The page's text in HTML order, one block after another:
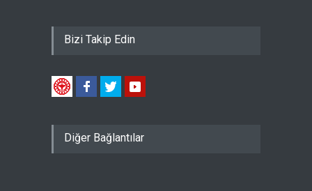
Bizi Takip Edin
Diğer Bağlantılar